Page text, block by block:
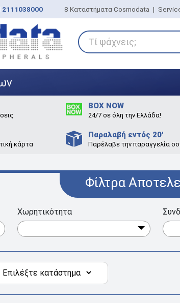
2111038000 8 Καταστήματα Cosmodata |
Τί ψάχνεις;
BOX NOW
24/7 σε όλη την Ελλάδα!
κάρτα
Παραλαβή εντός 20'
Παρέλαβε την παραγγελία
Φίλτρα
Χωρητικότητα